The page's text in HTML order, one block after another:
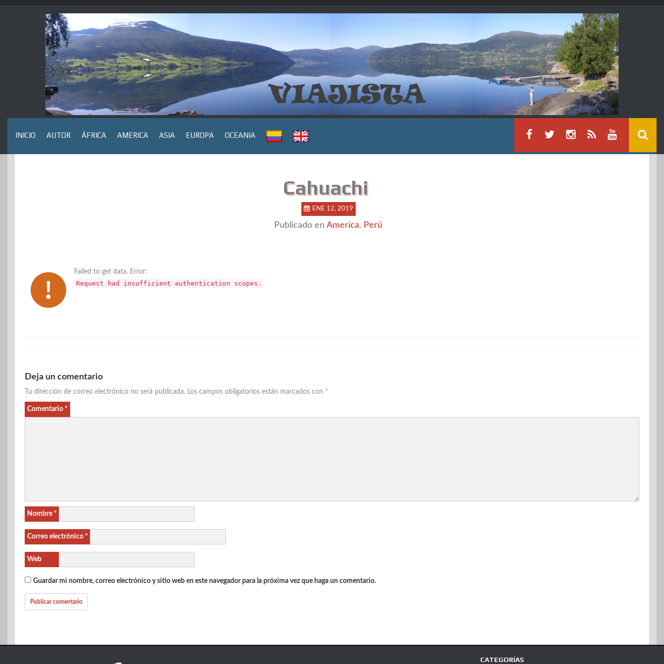
Saltar
INICIO AUTOR ÁFRICA AMERICA ASIA EUROPA OCEANIA
Cahuachi
ENE 12, 2019
Publicado en America, Perú
Failed to get data. Error:
Request had insufficient authentication scopes.
Deja un comentario
Tu dirección de correo electrónico no será publicada. Los campos obligatorios están marcados con *
Comentario *
Nombre *
Correo electrónico *
Web
Guardar mi nombre, correo electrónico y sitio web en este navegador para la próxima vez que haga un comentario.
CATEGORÍAS